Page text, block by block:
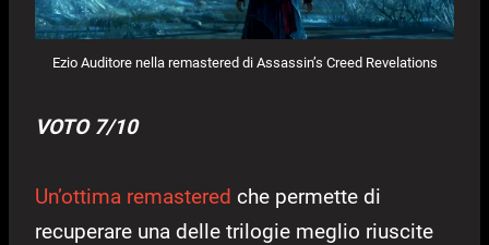
Ezio Auditore nella remastered di Assassin’s Creed Revelations
VOTO 7/10
Un’ottima remastered che permette di
recuperare una delle trilogie meglio riuscite